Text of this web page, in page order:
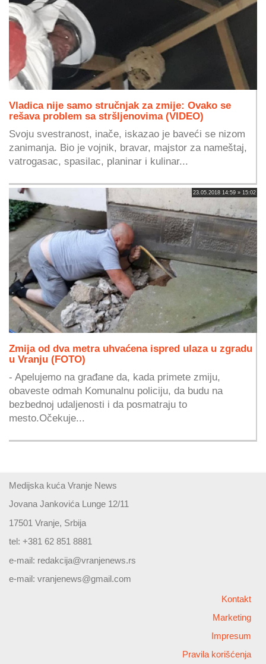
Vladica nije samo stručnjak za zmije: Ovako se
rešava problem sa stršljenovima (VIDEO)
Svoju svestranost, inače, iskazao je baveći se nizom
zanimanja. Bio je vojnik, bravar, majstor za nameštaj,
vatrogasac, spasilac, planinar i kulinar...
23.05.2018 14:59 » 15:02
Zmija od dva metra uhvaćena ispred ulaza u zgradu
u Vranju (FOTO)
- Apelujemo na građane da, kada primete zmiju,
obaveste odmah Komunalnu policiju, da budu na
bezbednoj udaljenosti i da posmatraju to
mesto.Očekuje...
Medijska kuća Vranje News
Jovana Jankovića Lunge 12/11
17501 Vranje, Srbija
tel: +381 62 851 8881
e-mail: redakcija@vranjenews.rs
e-mail: vranjenews@gmail.com
Kontakt
Marketing
Impresum
Pravila korišćenja